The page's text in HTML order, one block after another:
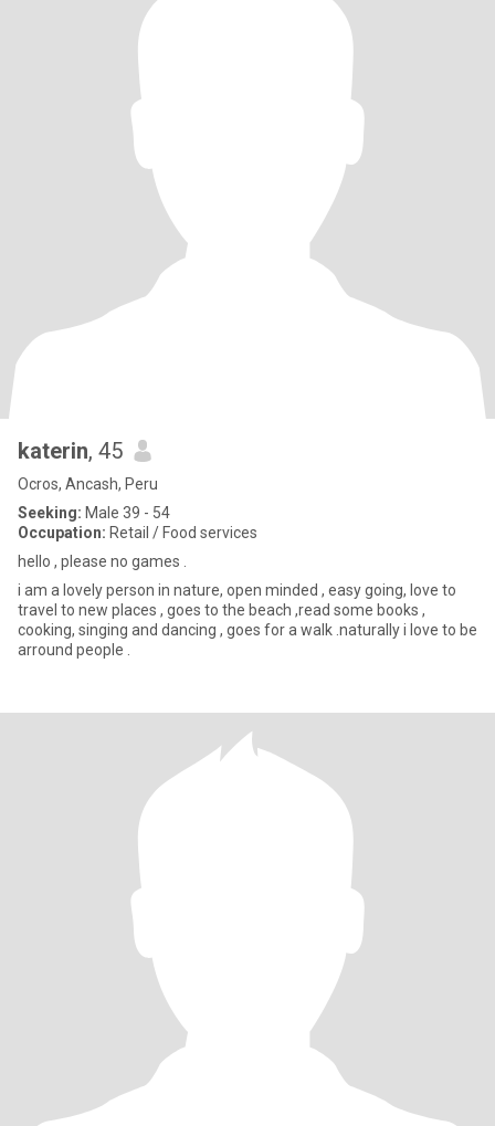
katerin, 45
Ocros, Ancash, Peru
Seeking: Male 39 - 54
Occupation: Retail / Food services
hello , please no games .
i am a lovely person in nature, open minded , easy going, love to
travel to new places , goes to the beach ,read some books ,
cooking, singing and dancing , goes for a walk .naturally i love to be
arround people .